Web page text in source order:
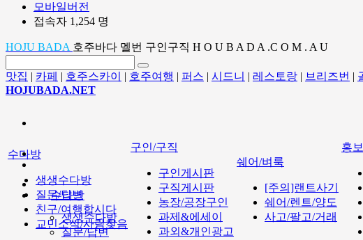
모바일버전
접속자 1,254 명
HOJU BADA 호주바다 멜번 구인구직 H O U B A D A .C O M . A U
맛집 | 카페 | 호주스카이 | 호주여행 | 퍼스 | 시드니 | 레스토랑 | 브리즈번 |
HOJUBADA.NET
수다방
생생수다방
질문/답변
수다방
생생수다방
질문/답변
친구/여행합시다
교민소식/사람찾음
구인/구직
구인게시판
구직게시판
농장/공장구인
과제&에세이
과외&개인광고
쉐어/벼룩
[주의]랜트사기
쉐어/렌트/양도
사고/팔고/거래
홍